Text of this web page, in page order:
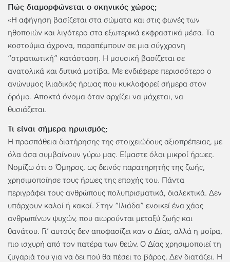
Πώς διαμορφώνεται ο σκηνικός χώρος;
«Η αφήγηση βασίζεται στα σώματα και στις φωνές των
ηθοποιών και λιγότερο στα εξωτερικά εκφραστικά μέσα. Τα
κοστούμια άχρονα, παραπέμπουν σε μια σύγχρονη
“στρατιωτική” κατάσταση. Η μουσική βασίζεται σε
ανατολικά και δυτικά μοτίβα. Με ενδιέφερε περισσότερο ο
ανώνυμος Ιλιαδικός ήρωας που κυκλοφορεί σήμερα στον
δρόμο. Αποκτά όνομα όταν αρχίζει να μάχεται, να
θυσιάζεται.
Τι είναι σήμερα ηρωισμός;
Η προσπάθεια διατήρησης της στοιχειώδους αξιοπρέπειας, με
όλα όσα συμβαίνουν γύρω μας. Είμαστε όλοι μικροί ήρωες.
Νομίζω ότι ο Όμηρος, ως δεινός παρατηρητής της ζωής,
χρησιμοποίησε τους ήρωες της εποχής του. Πάντα
περιγράφει τους ανθρώπους πολυπρισματικά, διαλεκτικά. Δεν
υπάρχουν καλοί ή κακοί. Στην “Ιλιάδα” ενοικεί ένα χάος
ανθρωπίνων ψυχών, που αιωρούνται μεταξύ ζωής και
θανάτου. Γι’ αυτούς δεν αποφασίζει καν ο Δίας, αλλά η μοίρα,
πιο ισχυρή από τον πατέρα των θεών. Ο Δίας χρησιμοποιεί τη
ζυγαριά του για να δει πού θα πέσει το βάρος. Δεν διατάζει. Η